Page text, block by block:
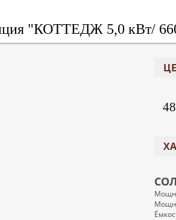
"КОТТЕДЖ 5,0 кВт/